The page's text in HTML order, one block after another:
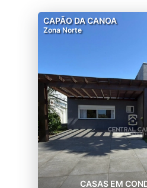
CAPÃO DA CANOA
Zona Norte
CASAS EM